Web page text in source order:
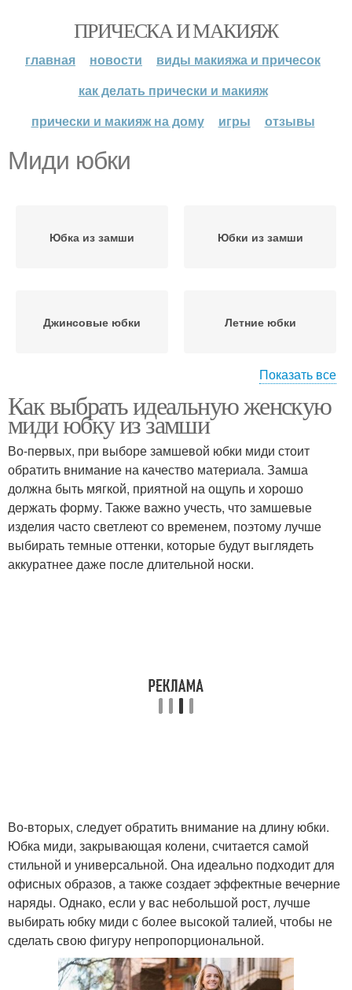
ПРИЧЕСКА И МАКИЯЖ
главная новости
виды макияжа и причесок
как делать прически и макияж
прически и макияж на дому
игры отзывы
Миди юбки
Юбка из замши Юбки из замши
Джинсовые юбки Летние юбки
Образ с миди юбкой
Показать все
Как выбрать идеальную женскую
миди юбку из замши
Во-первых, при выборе замшевой юбки миди стоит
обратить внимание на качество материала. Замша
должна быть мягкой, приятной на ощупь и хорошо
держать форму. Также важно учесть, что замшевые
изделия часто светлеют со временем, поэтому лучше
выбирать темные оттенки, которые будут выглядеть
аккуратнее даже после длительной носки.
Во-вторых, следует обратить внимание на длину юбки.
Юбка миди, закрывающая колени, считается самой
стильной и универсальной. Она идеально подходит для
офисных образов, а также создает эффектные вечерние
наряды. Однако, если у вас небольшой рост, лучше
выбирать юбку миди с более высокой талией, чтобы не
сделать свою фигуру непропорциональной.